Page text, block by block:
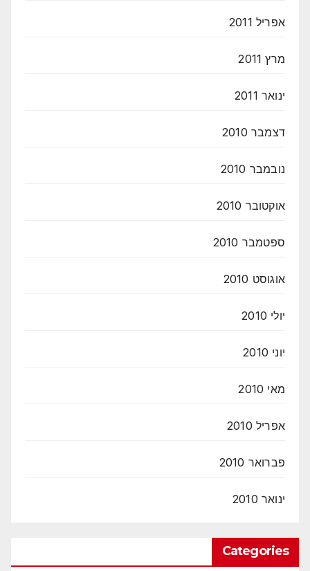
אפריל 2011
מרץ 2011
ינואר 2011
דצמבר 2010
נובמבר 2010
אוקטובר 2010
ספטמבר 2010
אוגוסט 2010
יולי 2010
יוני 2010
מאי 2010
אפריל 2010
פברואר 2010
ינואר 2010
Categories